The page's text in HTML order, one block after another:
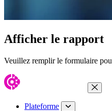
Afficher le rapport
Veuillez remplir le formulaire
Plateforme